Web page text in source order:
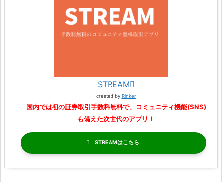
STREAM
created by Rinker
国内では初の証券取引手数料無料で、コミュニティ機能(SNS)
も備えた次世代のアプリ！
STREAM